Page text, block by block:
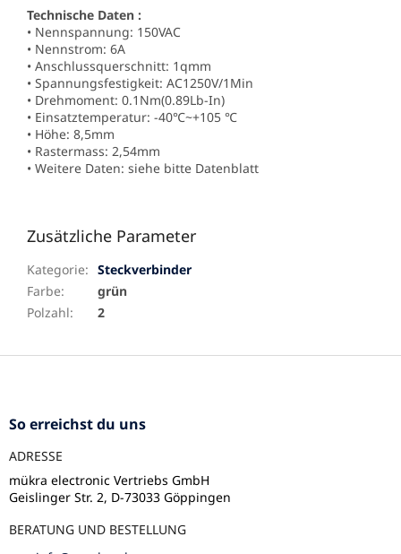
Technische Daten :
• Nennspannung: 150VAC
• Nennstrom: 6A
• Anschlussquerschnitt: 1qmm
• Spannungsfestigkeit: AC1250V/1Min
• Drehmoment: 0.1Nm(0.89Lb-In)
• Einsatztemperatur: -40℃~+105 ℃
• Höhe: 8,5mm
• Rastermass: 2,54mm
• Weitere Daten: siehe bitte Datenblatt
Zusätzliche Parameter
Kategorie: Steckverbinder
Farbe:
grün
Polzahl: 2
F
So erreichst du uns
ADRESSE
mükra electronic Vertriebs GmbH
Geislinger Str. 2, D-73033 Göppingen
BERATUNG UND BESTELLUNG